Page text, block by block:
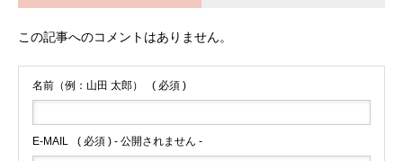
この記事へのコメントはありません。
名前（例：山田 太郎） ( 必須 )
E-MAIL ( 必須 ) - 公開されません -